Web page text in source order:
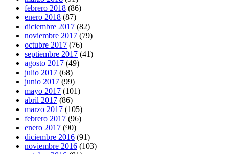
febrero 2018 (86)
enero 2018 (87)
diciembre 2017 (82)
noviembre 2017 (79)
octubre 2017 (76)
septiembre 2017 (41)
agosto 2017 (49)
julio 2017 (68)
junio 2017 (99)
mayo 2017 (101)
abril 2017 (86)
marzo 2017 (105)
febrero 2017 (96)
enero 2017 (90)
diciembre 2016 (91)
noviembre 2016 (103)